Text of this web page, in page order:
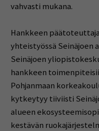
vahvasti mukana.
Hankkeen
yhteistyössä Seinäjoen
Seinäjoen
hankkeen
Pohjanmaan
kytkeytyy tiiviisti
alueen
kestävän